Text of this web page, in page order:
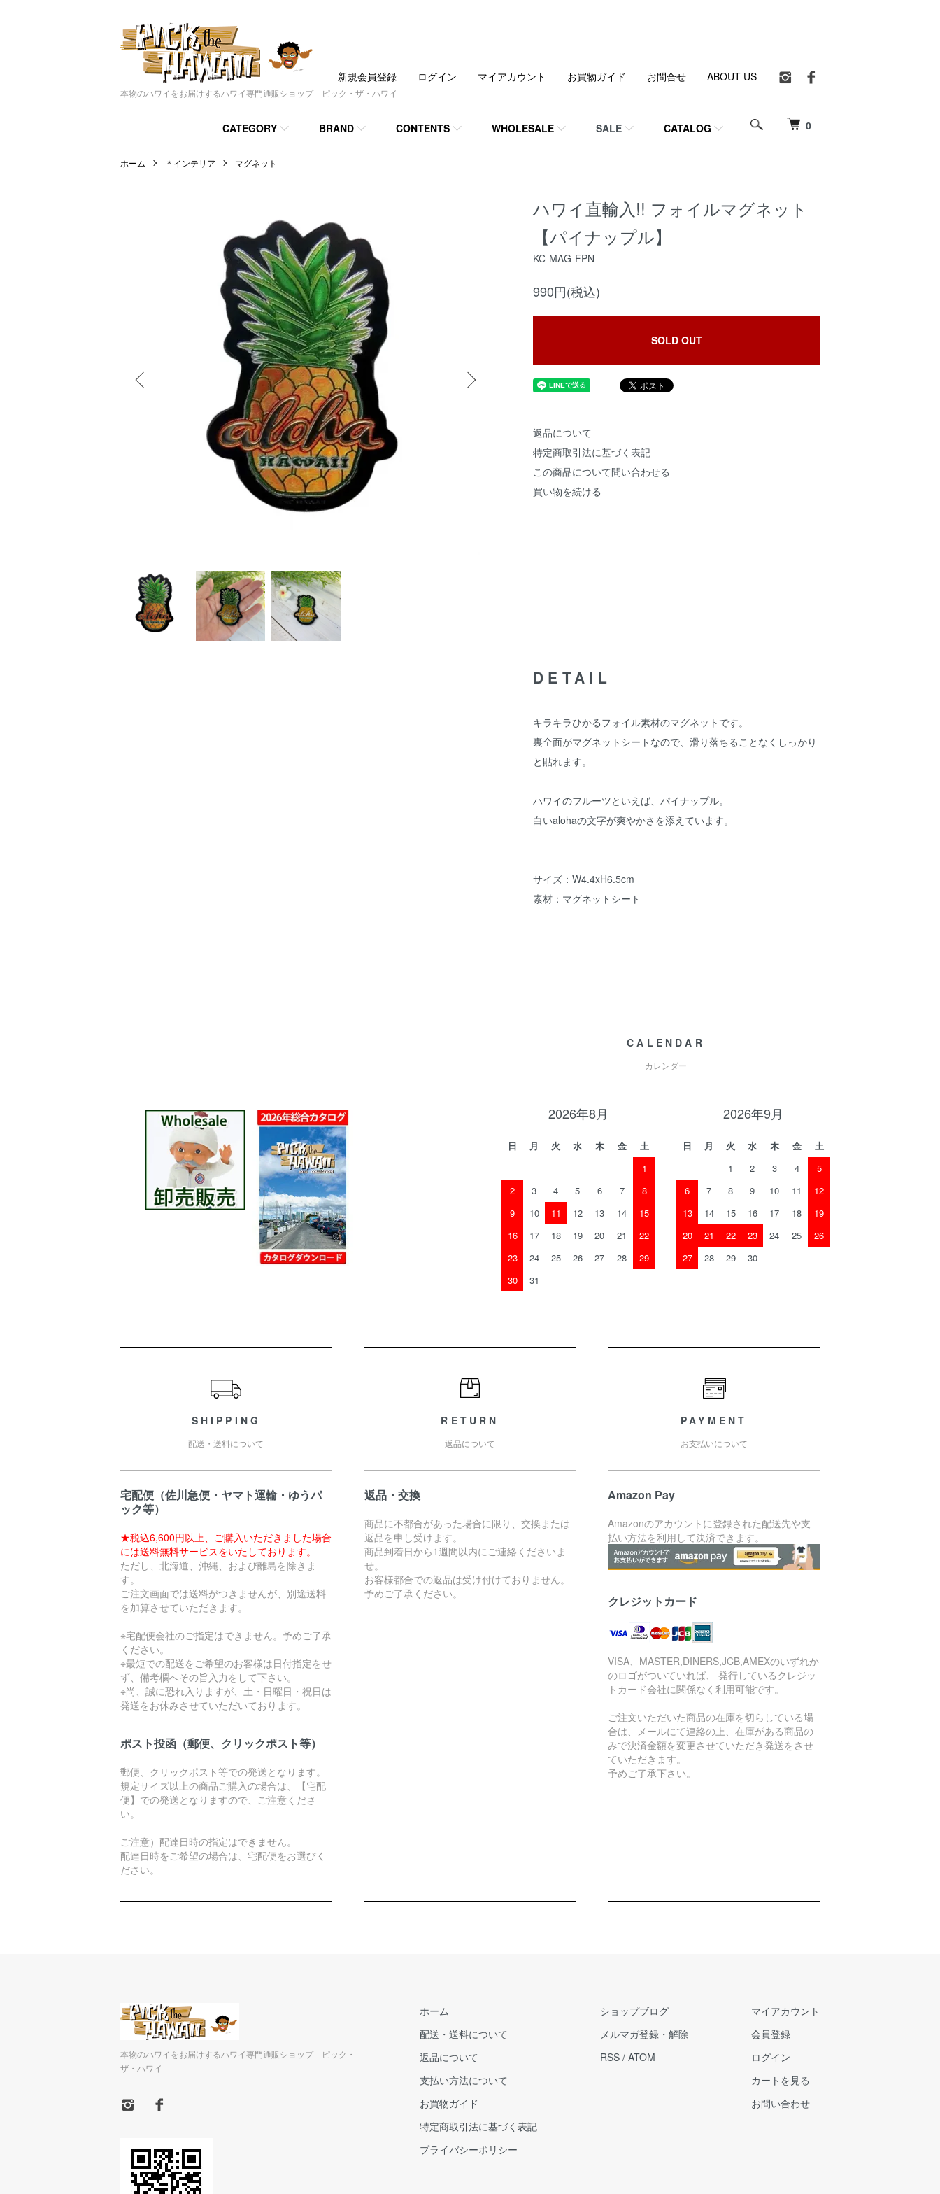
本物のハワイをお届けするハワイ専門通販ショップ ピック・ザ・ハワイ
0
CATEGORY BRAND CONTENTS WHOLESALE SALE CATALOG
新規会員登録 ログイン マイアカウント お買物ガイド お問合せ ABOUT US
ホーム ＊インテリア マグネット
ハワイ直輸入!! フォイルマグネット
【パイナップル】
KC-MAG-FPN
990円(税込)
SOLD OUT
返品について
特定商取引法に基づく表記
この商品について問い合わせる
買い物を続ける
DETAIL
キラキラひかるフォイル素材のマグネットです。
裏全面がマグネットシートなので、滑り落ちることなくしっかり
と貼れます。
ハワイのフルーツといえば、パイナップル。
白いalohaの文字が爽やかさを添えています。
サイズ：W4.4xH6.5cm
素材：マグネットシート
CALENDAR
カレンダー
2026年8月
日 月 火 水 木 金
土
1
2
3 4 5 6 7
8
9
10 11 12 13 14
15
16
17 18 19 20 21
22
23
24 25 26 27 28
29
30
31
2026年9月
日 月 火 水 木 金
土
1
2 3 4
5
6
7 8 9 10 11
12
13
14 15 16 17 18
19
20
21 22 23 24 25
26
27
28 29 30
SHIPPING
配送・送料について
宅配便（佐川急便・ヤマト運輸・ゆうパ
ック等）
★税込6,600円以上、ご購入いただきました場合
には送料無料サービスをいたしております。
ただし、北海道、沖縄、および離島を除きま
す。
ご注文画面では送料がつきませんが、別途送料
を加算させていただきます。
※宅配便会社のご指定はできません。予めご了承
ください。
※最短での配送をご希望のお客様は日付指定をせ
ず、備考欄へその旨入力をして下さい。
※尚、誠に恐れ入りますが、土・日曜日・祝日は
発送をお休みさせていただいております。
ポスト投函（郵便、クリックポスト等）
郵便、クリックポスト等での発送となります。
規定サイズ以上の商品ご購入の場合は、【宅配
便】での発送となりますので、ご注意くださ
い。
ご注意）配達日時の指定はできません。
配達日時をご希望の場合は、宅配便をお選びく
ださい。
RETURN
返品について
返品・交換
商品に不都合があった場合に限り、交換または
返品を申し受けます。
商品到着日から1週間以内にご連絡くださいま
せ。
お客様都合での返品は受け付けておりません。
予めご了承ください。
PAYMENT
お支払いについて
Amazon Pay
Amazonのアカウントに登録された配送先や支
払い方法を利用して決済できます。
クレジットカード
VISA、MASTER,DINERS,JCB,AMEXのいずれか
のロゴがついていれば、 発行しているクレジッ
トカード会社に関係なく利用可能です。
ご注文いただいた商品の在庫を切らしている場
合は、メールにて連絡の上、在庫がある商品の
みで決済金額を変更させていただき発送をさせ
ていただきます。
予めご了承下さい。
本物のハワイをお届けするハワイ専門通販ショップ ピック・
ザ・ハワイ
ホーム
配送・送料について
返品について
支払い方法について
お買物ガイド
特定商取引法に基づく表記
プライバシーポリシー
ショップブログ
メルマガ登録・解除
RSS / ATOM
マイアカウント
会員登録
ログイン
カートを見る
お問い合わせ